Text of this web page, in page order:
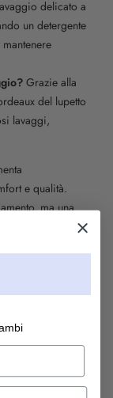
delicato a
un detergente
Grazie alla
del lupetto
lavaggi,
e qualità.
ma una
l’opportunità
moda,
)